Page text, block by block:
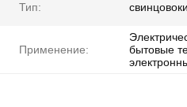
Тип:
Применение:
бытовые